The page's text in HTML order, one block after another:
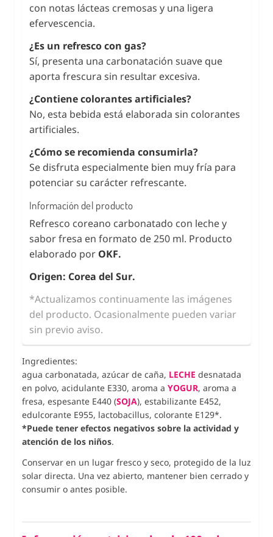
con notas lácteas cremosas y una ligera
efervescencia.
¿Es un refresco con gas?
Sí, presenta una carbonatación suave que
aporta frescura sin resultar excesiva.
¿Contiene colorantes artificiales?
No, esta bebida está elaborada sin colorantes
artificiales.
¿Cómo se recomienda consumirla?
Se disfruta especialmente bien muy fría para
potenciar su carácter refrescante.
Información del producto
Refresco coreano carbonatado con leche y
sabor fresa en formato de 250 ml. Producto
elaborado por OKF.
Origen: Corea del Sur.
*Actualizamos continuamente las imágenes
del producto. Ocasionalmente pueden variar
sin previo aviso.
Ingredientes:
agua carbonatada, azúcar de caña, LECHE desnatada
en polvo, acidulante E330, aroma a YOGUR, aroma a
fresa, espesante E440 (SOJA), estabilizante E452,
edulcorante E955, lactobacillus, colorante E129*.
*Puede tener efectos negativos sobre la actividad y
atención de los niños.
Conservar en un lugar fresco y seco, protegido de la luz
solar directa. Una vez abierto, mantener bien cerrado y
consumir o antes posible.